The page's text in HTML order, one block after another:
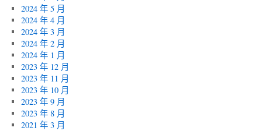
2024 年 5 月
2024 年 4 月
2024 年 3 月
2024 年 2 月
2024 年 1 月
2023 年 12 月
2023 年 11 月
2023 年 10 月
2023 年 9 月
2023 年 8 月
2021 年 3 月